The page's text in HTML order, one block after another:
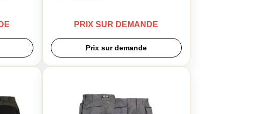
PRIX SUR DEMANDE
Prix sur demande